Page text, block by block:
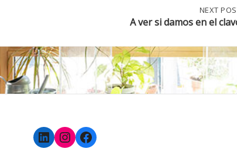
SI
DAMOS
EN
CLAVO
NEXT
A ver si damos en el
LinkedIn
Instagram
Facebook